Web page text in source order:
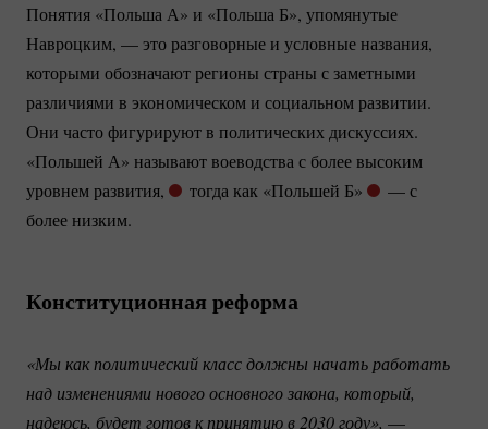
Понятия «Польша А» и «Польша Б», упомянутые
Навроцким, — это разговорные и условные названия,
которыми обозначают регионы страны с заметными
различиями в экономическом и социальном развитии.
Они часто фигурируют в политических дискуссиях.
«Польшей А» называют воеводства с более высоким
уровнем развития,
тогда как «Польшей Б»
— с
более низким.
Конституционная реформа
«Мы как политический класс должны начать работать
над изменениями нового основного закона, который,
надеюсь, будет готов к принятию в 2030 году», —